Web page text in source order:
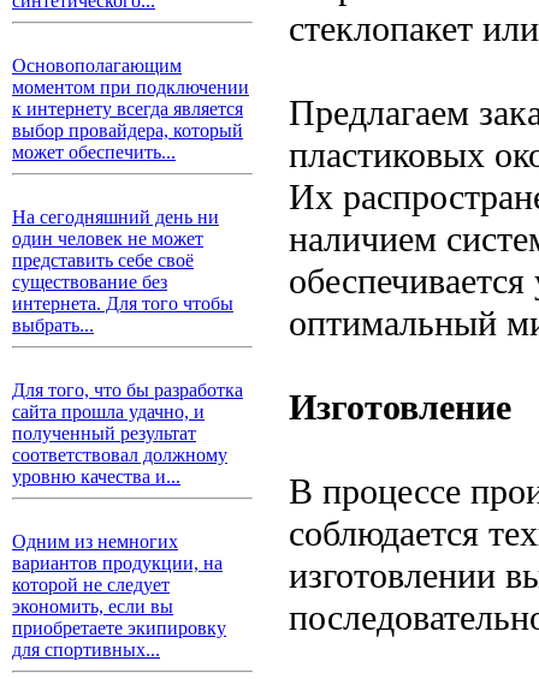
Основополагающим
моментом при подключении
к интернету всегда является
выбор провайдера, который
может обеспечить...
На сегодняшний день ни
один человек не может
представить себе своё
существование без
интернета. Для того чтобы
выбрать...
Для того, что бы разработка
сайта прошла удачно, и
полученный результат
соответствовал должному
уровню качества и...
Одним из немногих
вариантов продукции, на
которой не следует
экономить, если вы
приобретаете экипировку
для спортивных...
стеклопакет
Предлагаем
пластиковых
Их
наличием
оптимальный
Изготовление
В процессе
соблюдается
изготовлении